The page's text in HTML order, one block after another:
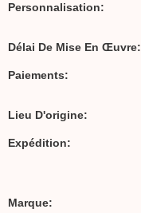
Personnalisation:
Délai De Mise En Œuvre:
Paiements:
Lieu D'origine:
Expédition:
Marque: